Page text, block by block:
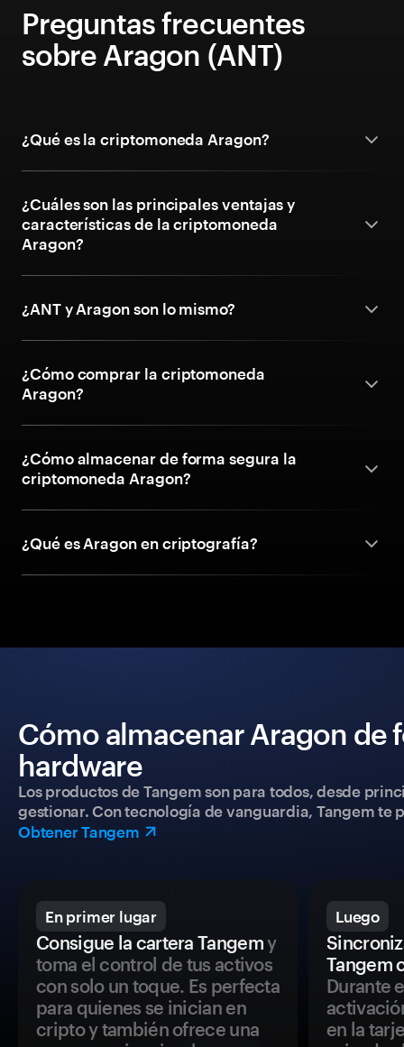
Preguntas frecuentes
sobre Aragon (ANT)
¿Qué es la criptomoneda Aragon?
¿Cuáles son las principales ventajas y
características de la criptomoneda
Aragon?
¿ANT y Aragon son lo mismo?
¿Cómo comprar la criptomoneda
Aragon?
¿Cómo almacenar de forma segura la
criptomoneda Aragon?
¿Qué es Aragon en criptografía?
Cómo almacenar Aragon de
hardware
Los productos de Tangem son para todos, desde
gestionar. Con tecnología de vanguardia, Tangem
Obtener Tangem
En primer lugar
Consigue la cartera Tangemy
toma el control de tus activos
con solo un toque. Es perfecta
para quienes se inician en
cripto y también ofrece una
Luego
Tangem
Durante
en la